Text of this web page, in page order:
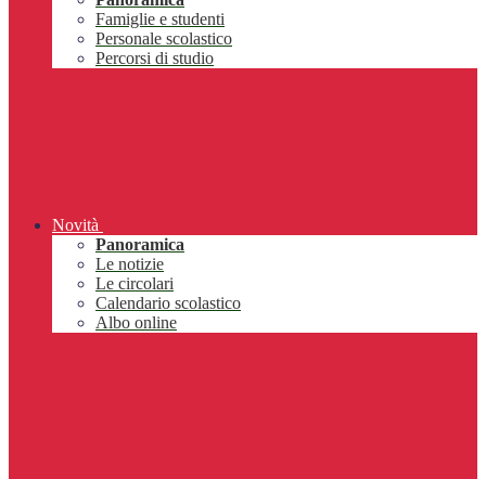
Famiglie e studenti
Personale scolastico
Percorsi di studio
Novità
Panoramica
Le notizie
Le circolari
Calendario scolastico
Albo online